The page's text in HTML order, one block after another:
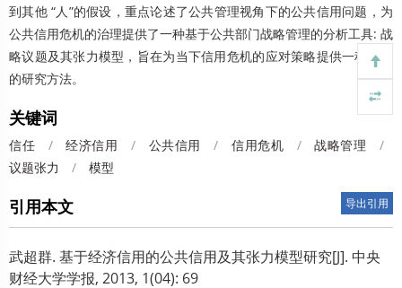
到其他 “人”的假设，重点论述了公共管理视角下的公共信用问题，为
公共信用危机的治理提供了一种基于公共部门战略管理的分析工具: 战
略议题及其张力模型，旨在为当下信用危机的应对策略提供一种有效
的研究方法。
关键词
信任 / 经济信用 / 公共信用 / 信用危机 / 战略管理
/
议题张力
/ 模型
引用本文 导出引用
武超群. 基于经济信用的公共信用及其张力模型研究[J]. 中央
财经大学学报, 2013, 1(04): 69